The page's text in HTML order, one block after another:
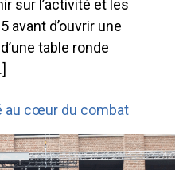
sur l’activité et les
avant d’ouvrir une
table ronde
au cœur du combat